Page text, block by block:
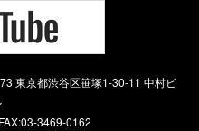
東京都渋谷区笹塚1-30-11 中村ビ
3469-0162